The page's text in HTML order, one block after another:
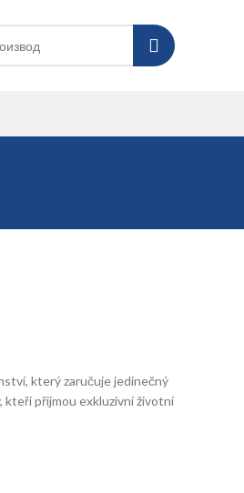
který zaručuje jedinečný
kteří přijmou exkluzivní životní